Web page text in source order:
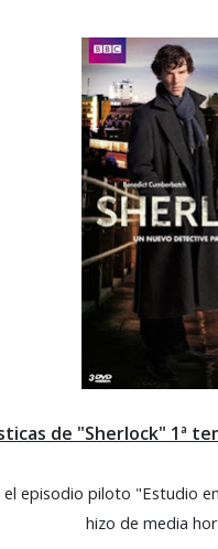
de "Sherlock" 1ª
el episodio piloto "Estudio
hizo de media